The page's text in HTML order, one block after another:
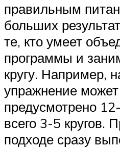
правильным
больших
те, кто умеет
программы и
кругу. Например,
упражнение
предусмотрено
всего 3-5 кругов.
подходе сразу